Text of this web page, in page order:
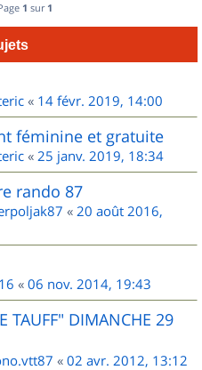
1 sur 1
« 14 févr. 2019, 14:00
féminine et gratuite
« 25 janv. 2019, 18:34
rando 87
« 20 août 2016,
« 06 nov. 2014, 19:43
TAUFF" DIMANCHE 29
« 02 avr. 2012, 13:12